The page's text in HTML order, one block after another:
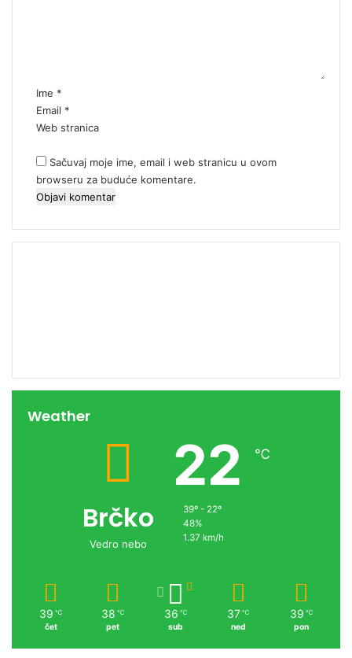
*Ime *
Email *
Web stranica
Sačuvaj moje ime, email i web stranicu u ovom
browseru za buduće komentare.
Weather
Brčko
Vedro nebo
22 ℃
39º - 22º
48%
1.37 km/h
39 ℃
čet
38 ℃
pet
36 ℃
sub
37 ℃
ned
39 ℃
pon